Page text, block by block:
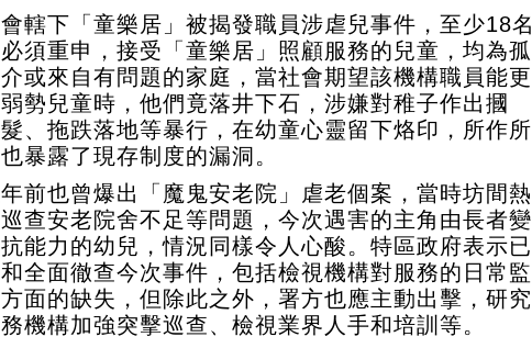
轄下「童樂居」被揭發職員涉虐兒事件，至少18名
須重申，接受「童樂居」照顧服務的兒童，均為孤
或來自有問題的家庭，當社會期望該機構職員能更
勢兒童時，他們竟落井下石，涉嫌對稚子作出摑
、拖跌落地等暴行，在幼童心靈留下烙印，所作所
暴露了現存制度的漏洞。
前也曾爆出「魔鬼安老院」虐老個案，當時坊間熱
查安老院舍不足等問題，今次遇害的主角由長者變
能力的幼兒，情況同樣令人心酸。特區政府表示已
全面徹查今次事件，包括檢視機構對服務的日常監
面的缺失，但除此之外，署方也應主動出擊，研究
機構加強突擊巡查、檢視業界人手和培訓等。